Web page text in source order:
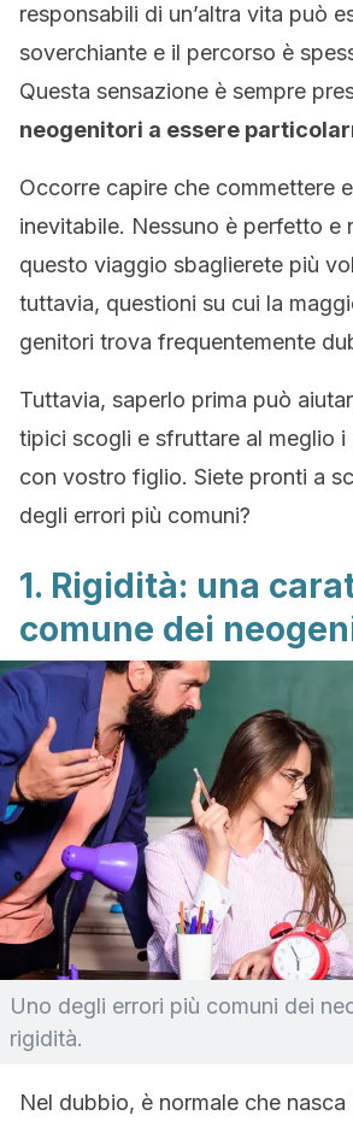
responsabili di un’altra vita può
soverchiante e il percorso è
Questa sensazione è sempre
neogenitori a essere
Occorre capire che commettere
inevitabile. Nessuno è perfetto e
questo viaggio sbaglierete più
tuttavia, questioni su cui la
genitori trova frequentemente
Tuttavia, saperlo prima può
tipici scogli e sfruttare al meglio i
con vostro figlio. Siete pronti a
degli errori più comuni?
1. Rigidità: una
comune dei
Uno degli errori più comuni dei
rigidità.
Nel dubbio, è normale che nasca